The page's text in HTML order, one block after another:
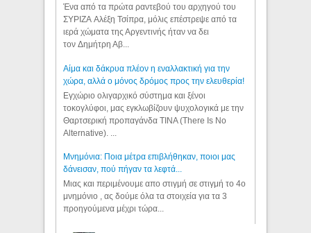
Ένα από τα πρώτα ραντεβού του αρχηγού του
ΣΥΡΙΖΑ Αλέξη Τσίπρα, μόλις επέστρεψε από τα
ιερά χώματα της Αργεντινής ήταν να δει
τον Δημήτρη Αβ...
Αίμα και δάκρυα πλέον η εναλλακτική για την
χώρα, αλλά ο μόνος δρόμος προς την ελευθερία!
Εγχώριο ολιγαρχικό σύστημα και ξένοι
τοκογλύφοι, μας εγκλωβίζουν ψυχολογικά με την
Θαρτσερική προπαγάνδα TINA (There Is No
Alternative). ...
Μνημόνια: Ποια μέτρα επιβλήθηκαν, ποιοι μας
δάνεισαν, πού πήγαν τα λεφτά...
Μιας και περιμένουμε απο στιγμή σε στιγμή το 4ο
μνημόνιο , ας δούμε όλα τα στοιχεία για τα 3
προηγούμενα μέχρι τώρα...